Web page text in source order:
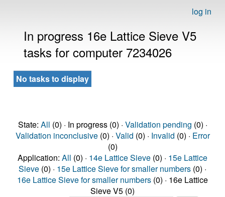
log in
In progress 16e Lattice Sieve V5
tasks for computer 7234026
No tasks to display
State: All (0) · In progress (0) · Validation pending (0) ·
Validation inconclusive(0) · Valid (0) · Invalid (0) · Error
(0)
Application: All (0) · 14e Lattice Sieve (0) · 15e Lattice
Sieve (0) · 15e Lattice Sieve for smaller numbers (0) ·
16e Lattice Sieve for smaller numbers (0) · 16e Lattice
Sieve V5 (0)